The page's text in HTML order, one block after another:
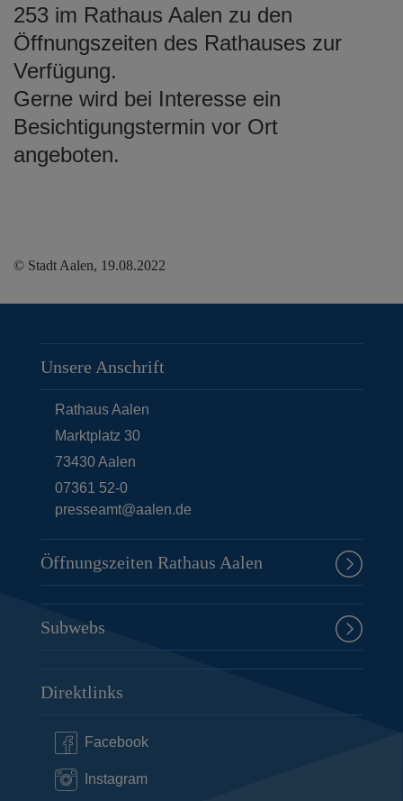
253 im Rathaus Aalen zu den
Öffnungszeiten des Rathauses zur
Verfügung.
Gerne wird bei Interesse ein
Besichtigungstermin vor Ort
angeboten.
© Stadt Aalen, 19.08.2022
Unsere Anschrift
Rathaus Aalen
Marktplatz 30
73430Aalen
07361 52-0
presseamt@aalen.de
Öffnungszeiten Rathaus Aalen
Subwebs
Direktlinks
Facebook
Instagram